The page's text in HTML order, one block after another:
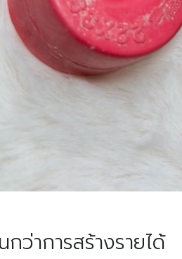
ว่าการสร้างรายได้